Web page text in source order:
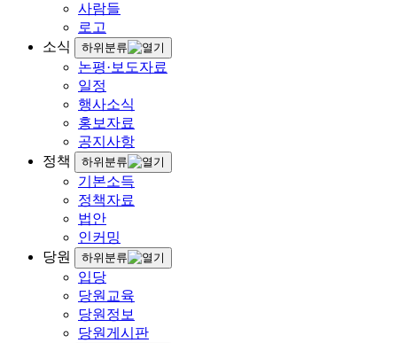
사람들
로고
소식
하위분류
논평·보도자료
일정
행사소식
홍보자료
공지사항
정책
하위분류
기본소득
정책자료
법안
인커밍
당원
하위분류
입당
당원교육
당원정보
당원게시판